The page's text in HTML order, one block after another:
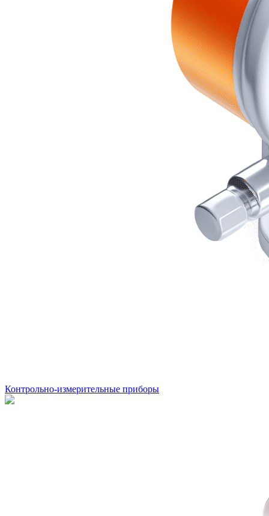
Контрольно-измерительные приборы